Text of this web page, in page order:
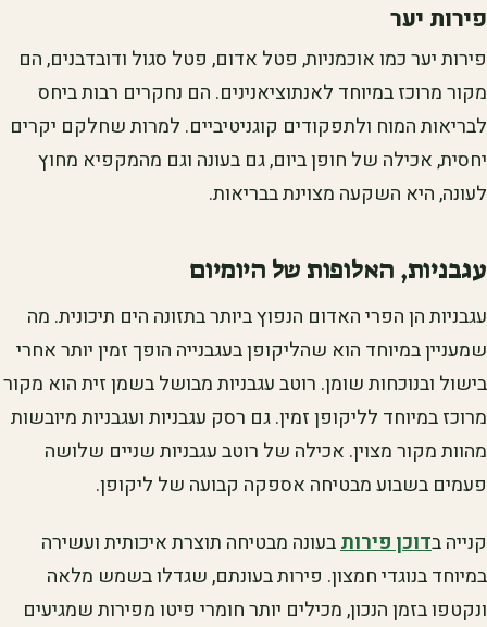
פירות יער
פירות יער כמו אוכמניות, פטל אדום, פטל סגול ודובדבנים, הם
מקור מרוכז במיוחד לאנתוציאנינים. הם נחקרים רבות ביחס
לבריאות המוח ולתפקודים קוגניטיביים. למרות שחלקם יקרים
יחסית, אכילה של חופן ביום, גם בעונה וגם מהמקפיא מחוץ
לעונה, היא השקעה מצוינת בבריאות.
עגבניות, האלופות של היומיום
עגבניות הן הפרי האדום הנפוץ ביותר בתזונה הים תיכונית. מה
שמעניין במיוחד הוא שהליקופן בעגבנייה הופך זמין יותר אחרי
בישול ובנוכחות שומן. רוטב עגבניות מבושל בשמן זית הוא מקור
מרוכז במיוחד לליקופן זמין. גם רסק עגבניות ועגבניות מיובשות
מהוות מקור מצוין. אכילה של רוטב עגבניות שניים שלושה
פעמים בשבוע מבטיחה אספקה קבועה של ליקופן.
קנייה בדוכן פירותבעונה מבטיחה תוצרת איכותית ועשירה
במיוחד בנוגדי חמצון. פירות בעונתם, שגדלו בשמש מלאה
ונקטפו בזמן הנכון, מכילים יותר חומרי פיטו מפירות שמגיעים